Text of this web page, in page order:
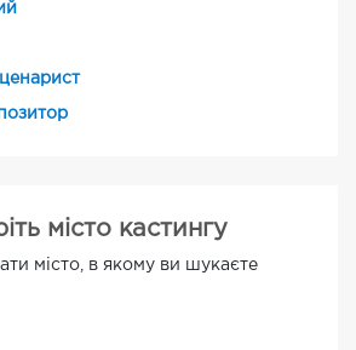
місто кастингу
місто, в якому ви шукаєте